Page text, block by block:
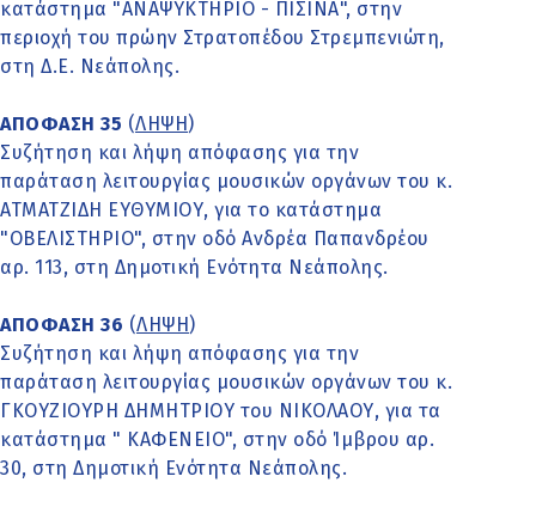
κατάστημα "ΑΝΑΨΥΚΤΗΡΙΟ - ΠΙΣΙΝΑ", στην
περιοχή του πρώην Στρατοπέδου Στρεμπενιώτη,
στη Δ.Ε. Νεάπολης.
ΑΠΟΦΑΣΗ 35 (ΛΗΨΗ )
Συζήτηση και λήψη απόφασης για την
παράταση λειτουργίας μουσικών οργάνων του κ.
ΑΤΜΑΤΖΙΔΗ ΕΥΘΥΜΙΟΥ, για το κατάστημα
"ΟΒΕΛΙΣΤΗΡΙΟ", στην οδό Ανδρέα Παπανδρέου
αρ. 113, στη Δημοτική Ενότητα Νεάπολης.
ΑΠΟΦΑΣΗ 36 (ΛΗΨΗ )
Συζήτηση και λήψη απόφασης για την
παράταση λειτουργίας μουσικών οργάνων του κ.
ΓΚΟΥΖΙΟΥΡΗ ΔΗΜΗΤΡΙΟΥ του ΝΙΚΟΛΑΟΥ, για τα
κατάστημα " ΚΑΦΕΝΕΙΟ", στην οδό Ίμβρου αρ.
30, στη Δημοτική Ενότητα Νεάπολης.